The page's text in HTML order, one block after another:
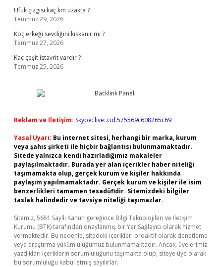
Ufuk çizgisi kaç km uzakta ?
Temmuz 29, 2026
Koç erkeği sevdiğini kıskanır mı ?
Temmuz 27, 2026
Kaç çeşit istavrit vardır ?
Temmuz 25, 2026
Reklam ve İletişim: Skype: live:.cid.575569c608265c69
Yasal Uyarı: Bu internet sitesi, herhangi bir marka, kurum
veya şahıs şirketi ile hiçbir bağlantısı bulunmamaktadır.
Sitede yalnızca kendi hazırladığımız makaleler
paylaşılmaktadır. Burada yer alan içerikler haber niteliği
taşımamakta olup, gerçek kurum ve kişiler hakkında
paylaşım yapılmamaktadır. Gerçek kurum ve kişiler ile isim
benzerlikleri tamamen tesadüfidir. Sitemizdeki bilgiler
taslak halindedir ve tavsiye niteliği taşımazlar.
Sitemiz, 5651 Sayılı Kanun gereğince Bilgi Teknolojileri ve İletişim
Kurumu (BTK) tarafından onaylanmış bir Yer Sağlayıcı olarak hizmet
vermektedir. Bu nedenle, sitedeki içerikleri proaktif olarak denetleme
veya araştırma yükümlülüğümüz bulunmamaktadır. Ancak, üyelerimiz
yazdıkları içeriklerin sorumluluğunu taşımakta olup, siteye üye olarak
bu sorumluluğu kabul etmiş sayılırlar.